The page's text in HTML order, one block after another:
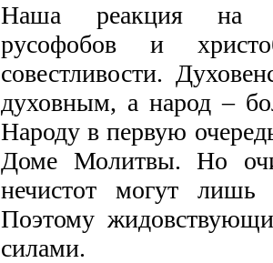
Наша реакция на
русофобов и
совестливости.
духовным, а народ –
Народу в первую
Доме Молитвы. Но
нечистот могут лишь
Поэтому
силами.